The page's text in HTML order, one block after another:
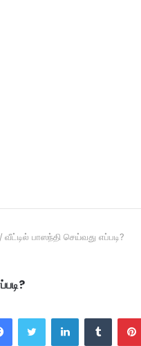
/ வீட்டில் பாஸந்தி செய்வது எப்படி?
FacebookTwitter LinkedInTumblr